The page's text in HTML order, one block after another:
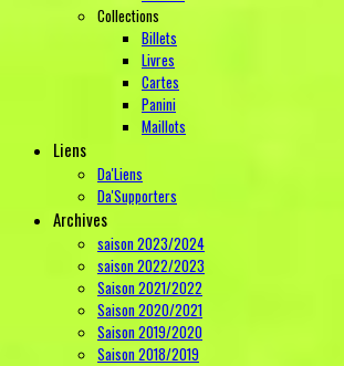
Collections
Billets
Livres
Cartes
Panini
Maillots
Liens
Da'Liens
Da'Supporters
Archives
saison 2023/2024
saison 2022/2023
Saison 2021/2022
Saison 2020/2021
Saison 2019/2020
Saison 2018/2019